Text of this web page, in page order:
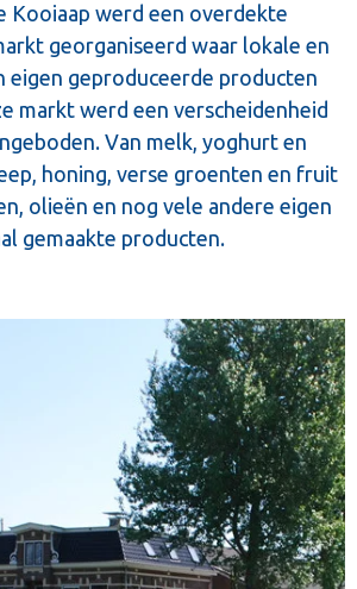
Kooiaap werd een overdekte
georganiseerd waar lokale en
eigen geproduceerde producten
markt werd een verscheidenheid
Van melk, yoghurt en
honing, verse groenten en fruit
olieën en nog vele andere eigen
gemaakte producten.